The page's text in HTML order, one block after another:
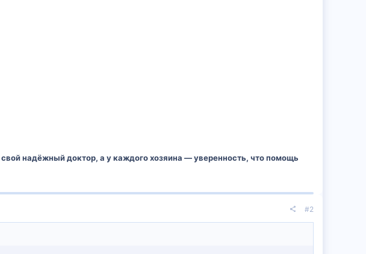
свой надёжный доктор, а у каждого хозяина — уверенность, что помощь
#2